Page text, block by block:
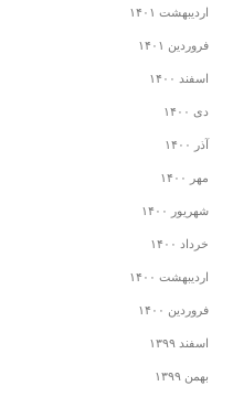
اردیبهشت ۱۴۰۱
فروردین ۱۴۰۱
اسفند ۱۴۰۰
دی ۱۴۰۰
آذر ۱۴۰۰
مهر ۱۴۰۰
شهریور ۱۴۰۰
خرداد ۱۴۰۰
اردیبهشت ۱۴۰۰
فروردین ۱۴۰۰
اسفند ۱۳۹۹
بهمن ۱۳۹۹